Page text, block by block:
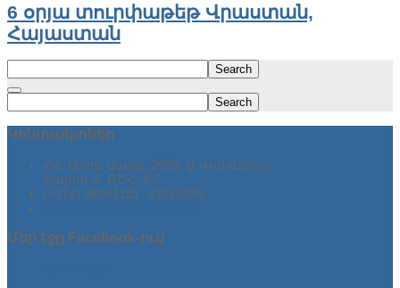
6 օրյա տուրփաթեթ Վրաստան,
Հայաստան
Search
Search
Կոնտակտներ
ՀՀ, Լոռու մարզ, 2020, ք․Վանաձոր,
Տարոն-2, ՔՇՀ, 8-5
(+374) 98061131, 43555095
Մեր էջը Facebook-ում